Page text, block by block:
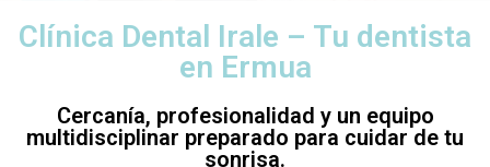
Clínica Dental Irale – Tu dentista
en Ermua
Cercanía, profesionalidad y un equipo
multidisciplinar preparado para cuidar de tu
sonrisa.